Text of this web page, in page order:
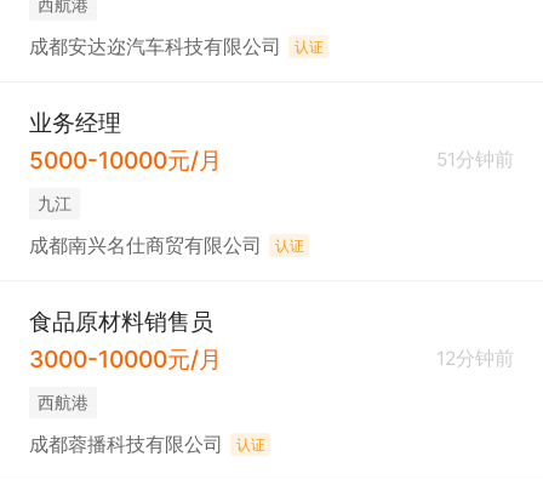
西航港
成都安达迩汽车科技有限公司 认证
业务经理
5000-10000元/月
51分钟前
九江
成都南兴名仕商贸有限公司 认证
食品原材料销售员
3000-10000元/月
12分钟前
西航港
成都蓉播科技有限公司 认证